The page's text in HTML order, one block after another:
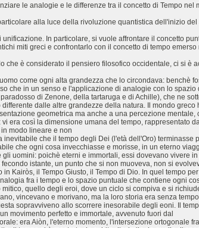
le analogie e le differenze tra il concetto di Tempo nel
alla luce della rivoluzione quantistica dell'inizio del
In particolare, si vuole affrontare il concetto
miti greci e confrontarlo con il concetto di tempo
che è considerato il pensiero filosofico occidentale, ci si è
come ogni alta grandezza che lo circondava: benchè
che in un senso e l'applicazione di analogie con lo spazio
di Zenone, della tartaruga e di Achille), che ne
differente dalle altre grandezze della natura. Il mondo greco
geometrica ma anche a una percezione mentale,
era così la dimensione umana del tempo, rappresentato
modo lineare e non
inevitabile che il tempo degli Dei (l'età dell'Oro) terminasse
che ogni cosa invecchiasse e morisse, in un eterno
uomini: poichè eterni e immortali, essi dovevano vivere
istante, un punto che si non muoveva, non si
Kairòs, il Tempo Giusto, il Tempo di Dio. In quel tempo
fra i tempo e lo spazio puntuale che contiene ogni
quello degli eroi, dove un ciclo si compiva e si
vincevano e morivano, ma la loro storia era senza
sopravviveno allo scorrere inesorabile degli eoni. Il
movimento perfetto e immortale, avvenuto fuori dal
era Aiòn, l'eterno momento, l'intersezione ortogonale